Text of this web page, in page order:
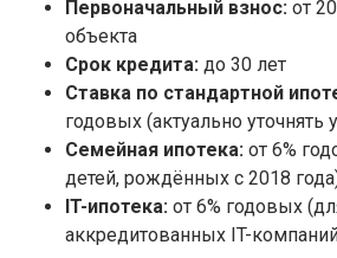
Первоначальный взнос: от
объекта
Срок кредита: до 30 лет
Ставка по стандартной
годовых (актуально уточнять
Семейная ипотека: от 6%
детей, рождённых с 2018
IT-ипотека: от 6% годовых
аккредитованных IT-